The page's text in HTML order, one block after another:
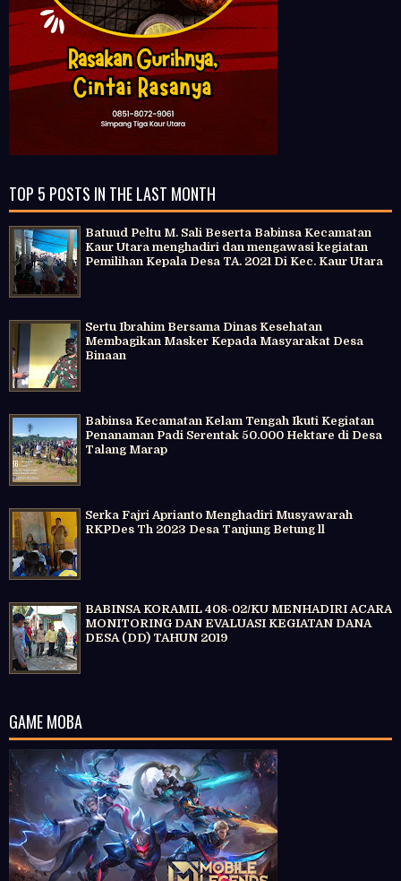
TOP 5 POSTS IN THE LAST MONTH
Batuud Peltu M. Sali Beserta Babinsa Kecamatan
Kaur Utara menghadiri dan mengawasi kegiatan
Pemilihan Kepala Desa TA. 2021 Di Kec. Kaur Utara
Sertu Ibrahim Bersama Dinas Kesehatan
Membagikan Masker Kepada Masyarakat Desa
Binaan
Babinsa Kecamatan Kelam Tengah Ikuti Kegiatan
Penanaman Padi Serentak 50.000 Hektare di Desa
Talang Marap
Serka Fajri Aprianto Menghadiri Musyawarah
RKPDes Th 2023 Desa Tanjung Betung ll
BABINSA KORAMIL 408-02/KU MENHADIRI ACARA
MONITORING DAN EVALUASI KEGIATAN DANA
DESA (DD) TAHUN 2019
GAME MOBA